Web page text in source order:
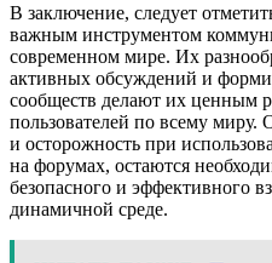
В заключение, следует
важным инструментом
современном мире. Их
активных обсуждений и
сообществ делают их ценным
пользователей по всему
и осторожность при
на форумах, остаются
безопасного и эффективного
динамичной среде.